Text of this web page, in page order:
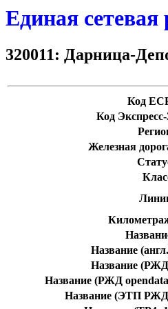
Единая сетевая
320011: Дарница-
Код
Код
Железная
Название
Название
Название (РЖД
Название (ЭТП